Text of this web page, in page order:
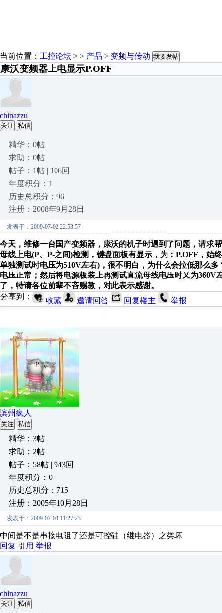
当前位置： 工控论坛 > > 产品 > 变频与传动 我要发帖
康沃变频器上电显示P.OFF
chinazzu
关注 私信
精华：0帖
求助：0帖
帖子：1帖 | 106回
年度积分：1
历史总积分：96
注册：2008年9月28日
发表于：2009-07-02 22:53:57
今天，维修一台国产变频器，康沃的机子时遇到了问题，请求
母线上电(P、P-之间)检测，键盘面板有显示，为：P.OFF，始
单独测试时电压为510V左右)，很不明白，为什么会拉低那么
电压正常；然后将电源板装上再测试直流母线电压时又为
了，特请各位前辈不吝赐教，对此表示感谢。
分享到：
收藏 邀请回答 回复楼主 举报
滨州疯人
关注 私信
精华：3帖
求助：2帖
帖子：58帖 | 943回
年度积分：0
历史总积分：715
注册：2005年10月28日
发表于：2009-07-03 11:27:23
中间是不是串接电阻了还是可控硅（继电器）之类坏
回复 引用 举报
chinazzu
关注 私信